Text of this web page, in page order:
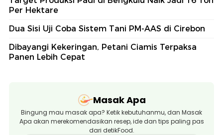
Per Hektare
Dua Sisi Uji Coba Sistem Tani PM-AAS di Cirebon
Dibayangi Kekeringan, Petani Ciamis Terpaksa
Panen Lebih Cepat
Masak Apa
Bingung mau masak apa? Ketik kebutuhanmu, dan Masak
Apa akan merekomendasikan resep, ide dan tips paling pas
dari detikFood.